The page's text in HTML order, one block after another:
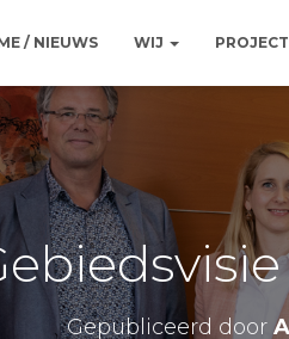
/ NIEUWS WIJ
Gepubliceerd door